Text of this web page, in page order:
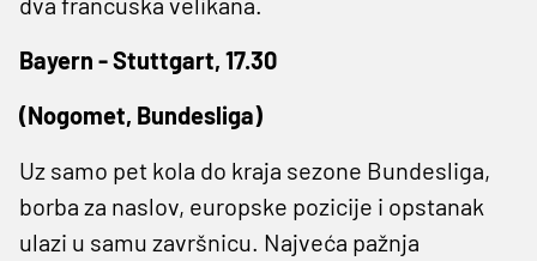
Bayern - Stuttgart, 17.30
(Nogomet, Bundesliga)
Uz samo pet kola do kraja sezone Bundesliga,
borba za naslov, europske pozicije i opstanak
ulazi u samu završnicu. Najveća pažnja